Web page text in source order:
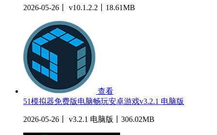
2026-05-26丨 v10.1.2.2丨18.61MB
查看
51模拟器免费版电脑畅玩安卓游戏v3.2.1 电脑版
2026-05-26丨 v3.2.1 电脑版丨306.02MB